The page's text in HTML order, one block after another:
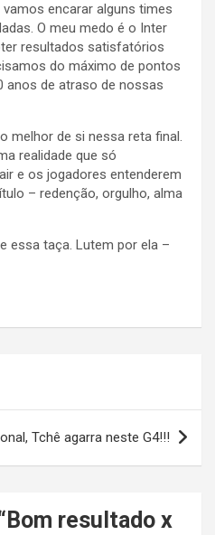
encarar alguns times
O meu medo é o Inter
resultados satisfatórios
do máximo de pontos
anos de atraso de nossas
melhor de si nessa reta final.
realidade que só
e os jogadores entenderem
– redenção, orgulho, alma
essa taça. Lutem por ela –
Tchê agarra neste G4!!!
Bom resultado x